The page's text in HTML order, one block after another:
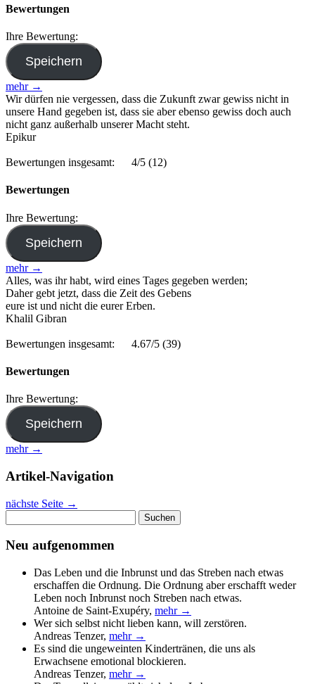
Bewertungen
Ihre Bewertung:
mehr →
Wir dürfen nie vergessen, dass die Zukunft zwar gewiss nicht in
unsere Hand gegeben ist, dass sie aber ebenso gewiss doch auch
nicht ganz außerhalb unserer Macht steht.
Epikur
Bewertungen insgesamt: 4/5 (12)
Bewertungen
Ihre Bewertung:
mehr →
Alles, was ihr habt, wird eines Tages gegeben werden;
Daher gebt jetzt, dass die Zeit des Gebens
eure ist und nicht die eurer Erben.
Khalil Gibran
Bewertungen insgesamt: 4.67/5 (39)
Bewertungen
Ihre Bewertung:
mehr →
Artikel-Navigation
nächste Seite →
nach:
Neu aufgenommen
Das Leben und die Inbrunst und das Streben nach etwas
erschaffen die Ordnung. Die Ordnung aber erschafft weder
Leben noch Inbrunst noch Streben nach etwas.
Antoine de Saint-Exupéry, mehr →
Wer sich selbst nicht lieben kann, will zerstören.
Andreas Tenzer, mehr →
Es sind die ungeweinten Kindertränen, die uns als
Erwachsene emotional blockieren.
Andreas Tenzer, mehr →